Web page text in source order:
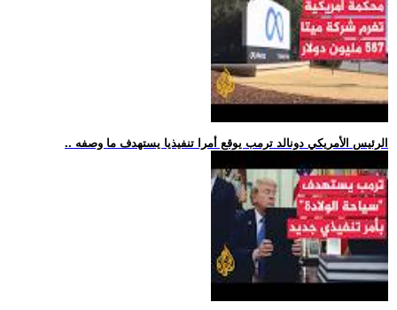
.. الرئيس الأمريكي دونالد ترمب يوقع أمرا تنفيذيا يستهدف ما وصفه